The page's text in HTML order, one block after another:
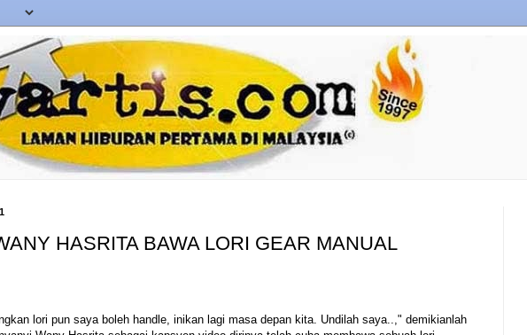
HASRITA BAWA LORI GEAR MANUAL
lori pun saya boleh handle, inikan lagi masa depan kita. Undilah saya..," demikianlah